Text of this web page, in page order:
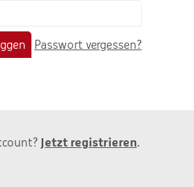
Passwort vergessen?
Jetzt registrieren.